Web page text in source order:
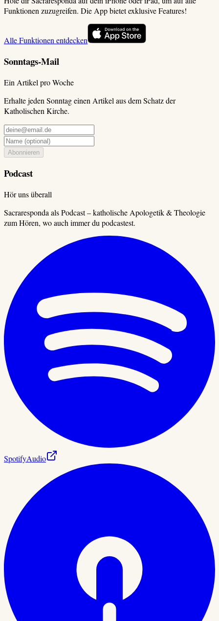
Funktionen zuzugreifen. Die App bietet exklusive Features!
Alle Funktionen entdecken
Sonntags-Mail
Ein Artikel pro Woche
Erhalte jeden Sonntag einen Artikel aus dem Schatz der
Katholischen Kirche.
Abonnieren
Podcast
Hör uns überall
Sacraresponda als Podcast – katholische Apologetik & Theologie
zum Hören, wo auch immer du podcastest.
SpotifyAudio